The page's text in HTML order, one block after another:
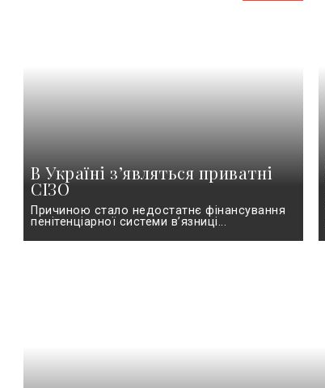
В Україні з’являться приватні
СІЗО
Причиною стало недостатнє фінансування
пенітенціарної системи в’язниці...